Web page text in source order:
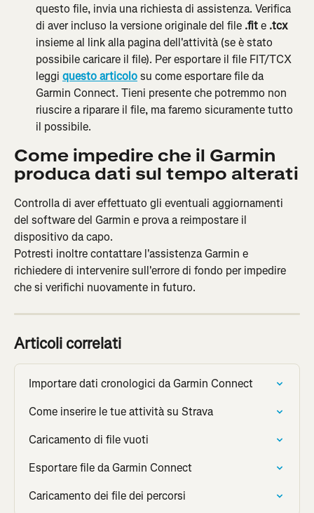
questo file, invia una richiesta di assistenza. Verifica
di aver incluso la versione originale del file .fit e .tcx
insieme al link alla pagina dell'attività (se è stato
possibile caricare il file). Per esportare il file FIT/TCX
leggi questo articolosu come esportare file da
Garmin Connect. Tieni presente che potremmo non
riuscire a riparare il file, ma faremo sicuramente tutto
il possibile.
Come impedire che il Garmin
produca dati sul tempo alterati
Controlla di aver effettuato gli eventuali aggiornamenti
del software del Garmin e prova a reimpostare il
dispositivo da capo.
Potresti inoltre contattare l'assistenza Garmin e
richiedere di intervenire sull'errore di fondo per impedire
che si verifichi nuovamente in futuro.
Articoli correlati
Importare dati cronologici da Garmin Connect
Come inserire le tue attività su Strava
Caricamento di file vuoti
Esportare file da Garmin Connect
Caricamento dei file dei percorsi